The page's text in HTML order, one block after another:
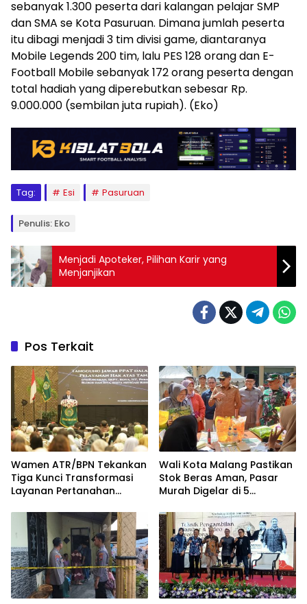
sebanyak 1.300 peserta dari kalangan pelajar SMP
dan SMA se Kota Pasuruan. Dimana jumlah peserta
itu dibagi menjadi 3 tim divisi game, diantaranya
Mobile Legends 200 tim, lalu PES 128 orang dan E-
Football Mobile sebanyak 172 orang peserta dengan
total hadiah yang diperebutkan sebesar Rp.
9.000.000 (sembilan juta rupiah). (Eko)
Tag: Esi Pasuruan
Penulis: Eko
Menjadi Apoteker, Pilihan Karir yang
Menjanjikan
Pos Terkait
Wamen ATR/BPN Tekankan
Tiga Kunci Transformasi
Layanan Pertanahan
IPPAT
Wali Kota Malang Pastikan
Stok Beras Aman, Pasar
Murah Digelar di 5